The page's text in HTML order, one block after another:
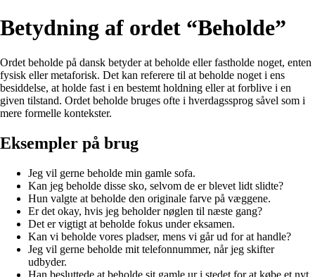
Betydning af ordet “Beholde”
Ordet beholde på dansk betyder at beholde eller fastholde noget, enten
fysisk eller metaforisk. Det kan referere til at beholde noget i ens
besiddelse, at holde fast i en bestemt holdning eller at forblive i en
given tilstand. Ordet beholde bruges ofte i hverdagssprog såvel som i
mere formelle kontekster.
Eksempler på brug
Jeg vil gerne beholde min gamle sofa.
Kan jeg beholde disse sko, selvom de er blevet lidt slidte?
Hun valgte at beholde den originale farve på væggene.
Er det okay, hvis jeg beholder nøglen til næste gang?
Det er vigtigt at beholde fokus under eksamen.
Kan vi beholde vores pladser, mens vi går ud for at handle?
Jeg vil gerne beholde mit telefonnummer, når jeg skifter
udbyder.
Han besluttede at beholde sit gamle ur i stedet for at købe et nyt.